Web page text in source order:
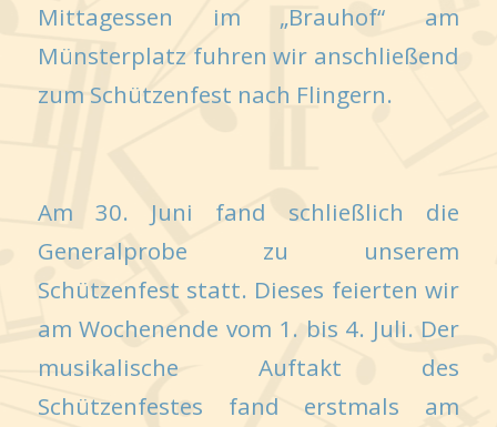
Mittagessen im „Brauhof“ am
Münsterplatz fuhren wir anschließend
zum Schützenfest nach Flingern.
Am 30. Juni fand schließlich die
Generalprobe zu unserem
Schützenfest statt. Dieses feierten wir
am Wochenende vom 1. bis 4. Juli. Der
musikalische Auftakt des
Schützenfestes fand erstmals am